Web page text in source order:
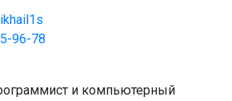
96-78
и компьютерный